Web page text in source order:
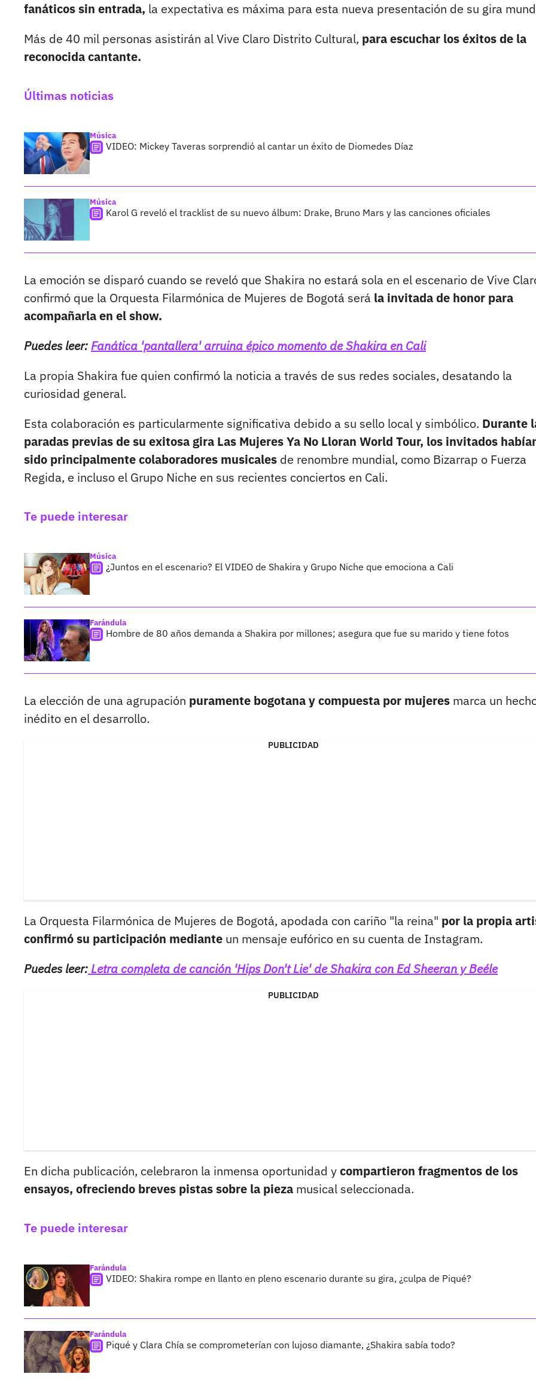
fanáticos sin entrada, la expectativa es máxima para esta nueva presentación de su gira
Más de 40 mil personas asistirán al Vive Claro Distrito Cultural, para escuchar los éxitos de la
reconocida cantante.
Últimas noticias
Música
VIDEO: Mickey Taveras sorprendió al cantar un éxito de Diomedes Díaz
Música
Karol G reveló el tracklist de su nuevo álbum: Drake, Bruno Mars y las canciones oficiales
La emoción se disparó cuando se reveló que Shakira no estará sola en el escenario de Vive
confirmó que la Orquesta Filarmónica de Mujeres de Bogotá será la invitada de honor para
acompañarla en el show.
Puedes leer:Fanática 'pantallera' arruina épico momento de Shakira en Cali
La propia Shakira fue quien confirmó la noticia a través de sus redes sociales, desatando la
curiosidad general.
Esta colaboración es particularmente significativa debido a su sello local y simbólico. Durante
paradas previas de su exitosa gira Las Mujeres Ya No Lloran World Tour, los invitados
sido principalmente colaboradores musicales de renombre mundial, como Bizarrap o Fuerza
Regida, e incluso el Grupo Niche en sus recientes conciertos en Cali.
Te puede interesar
Música
¿Juntos en el escenario? El VIDEO de Shakira y Grupo Niche que emociona a Cali
Farándula
Hombre de 80 años demanda a Shakira por millones; asegura que fue su marido y tiene fotos
La elección de una agrupación puramente bogotana y compuesta por mujeres marca un
inédito en el desarrollo.
PUBLICIDAD
La Orquesta Filarmónica de Mujeres de Bogotá, apodada con cariño "la reina" por la propia
confirmó su participación mediante un mensaje eufórico en su cuenta de Instagram.
Puedes leer:Letra completa de canción 'Hips Don't Lie' de Shakira con Ed Sheeran y Beéle
PUBLICIDAD
En dicha publicación, celebraron la inmensa oportunidad ycompartieron fragmentos de los
ensayos, ofreciendo breves pistas sobre la pieza musical seleccionada.
Te puede interesar
Farándula
VIDEO: Shakira rompe en llanto en pleno escenario durante su gira, ¿culpa de Piqué?
Farándula
Piqué y Clara Chía se comprometerían con lujoso diamante, ¿Shakira sabía todo?